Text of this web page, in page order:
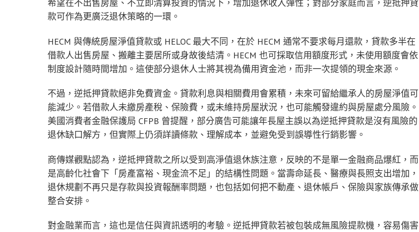
希望在不出售房屋、不立即清算投資的情況下，增加退休收入彈性；對部分家庭而言，逆抵押貸
款可作為更廣泛退休策略的一環。
HECM 與傳統房屋淨值貸款或 HELOC 最大不同，在於 HECM 通常不要求每月還款，貸款多半在
借款人出售房屋、搬離主要居所或身故後結清。HECM 也可採取信用額度形式，未使用額度會依
制度設計隨時間增加。這使部分退休人士將其視為備用資金池，而非一次提領的現金來源。
不過，逆抵押貸款絕非免費資金。貸款利息與相關費用會累積，未來可留給繼承人的房屋淨值可
能減少。若借款人未繳房產稅、保險費，或未維持房屋狀況，也可能觸發違約與房屋處分風險。
美國消費者金融保護局 CFPB 曾提醒，部分廣告可能讓年長屋主誤以為逆抵押貸款是沒有風險的
退休缺口解方，但實際上仍須詳讀條款、理解成本，並避免受到誤導性行銷影響。
商傳媒觀點認為，逆抵押貸款之所以受到高淨值退休族注意，反映的不是單一金融商品爆紅，而
是高齡化社會下「房產富裕、現金流不足」的結構性問題。當壽命延長、醫療與長照支出增加，
退休規劃不再只是存款與投資報酬率問題，也包括如何把不動產、退休帳戶、保險與家族傳承做
整合安排。
對金融業而言，這也是信任與資訊透明的考驗。逆抵押貸款若被包裝成無風險提款機，容易傷害